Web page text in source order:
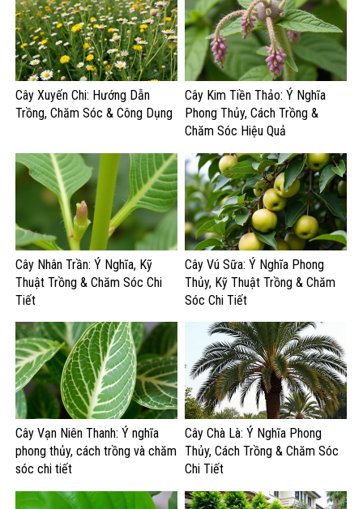
Cây Xuyến Chi: Hướng Dẫn
Trồng, Chăm Sóc & Công Dụng
Cây Kim Tiền Thảo: Ý Nghĩa
Phong Thủy, Cách Trồng &
Chăm Sóc Hiệu Quả
Cây Nhân Trần: Ý Nghĩa, Kỹ
Thuật Trồng & Chăm Sóc Chi
Tiết
Cây Vú Sữa: Ý Nghĩa Phong
Thủy, Kỹ Thuật Trồng & Chăm
Sóc Chi Tiết
Cây Vạn Niên Thanh: Ý nghĩa
phong thủy, cách trồng và chăm
sóc chi tiết
Cây Chà Là: Ý Nghĩa Phong
Thủy, Cách Trồng & Chăm Sóc
Chi Tiết